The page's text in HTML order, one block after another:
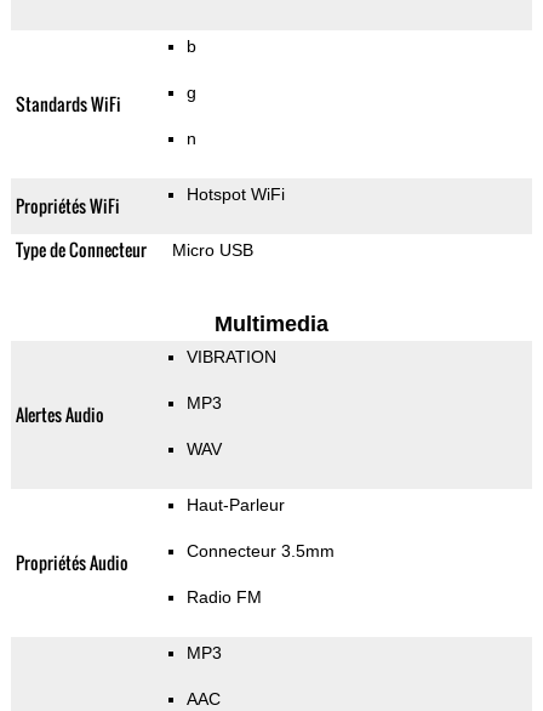
Standards WiFi
b
g
n
Propriétés WiFi Hotspot WiFi
Type de Connecteur Micro USB
Multimedia
Alertes Audio
VIBRATION
MP3
WAV
Propriétés Audio
Haut-Parleur
Connecteur 3.5mm
Radio FM
MP3
AAC